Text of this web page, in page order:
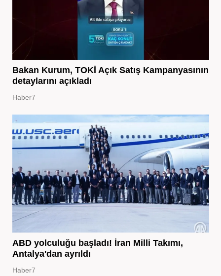
Bakan Kurum, TOKİ Açık Satış Kampanyasının
detaylarını açıkladı
Haber7
ABD yolculuğu başladı! İran Milli Takımı,
Antalya'dan ayrıldı
Haber7